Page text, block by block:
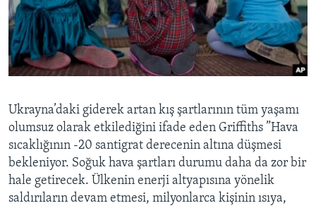
Ukrayna’daki giderek artan kış şartlarının tüm yaşamı
olumsuz olarak etkilediğini ifade eden Griffiths ”Hava
sıcaklığının -20 santigrat derecenin altına düşmesi
bekleniyor. Soğuk hava şartları durumu daha da zor bir
hale getirecek. Ülkenin enerji altyapısına yönelik
saldırıların devam etmesi, milyonlarca kişinin ısıya,